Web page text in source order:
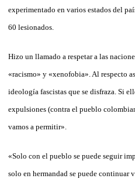
experimentado en varios estados del
60 lesionados.
Hizo un llamado a respetar a las
«racismo» y «xenofobia». Al respecto
ideología fascistas que se disfraza. Si
expulsiones (contra el pueblo
vamos a permitir».
«Solo con el pueblo se puede seguir
solo en hermandad se puede continuar